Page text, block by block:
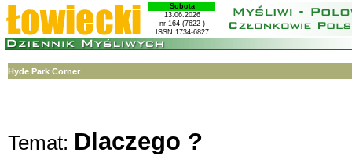
Sobota
13.06.2026
nr 164 (7622 )
ISSN 1734-6827
Hyde Park Corner
Temat: Dlaczego ?